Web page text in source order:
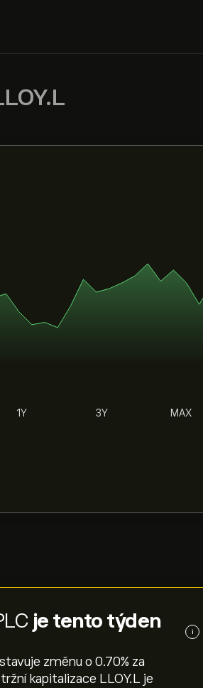
1Y 3Y MAX
je tento týden
i
změnu o ‎0.70‎% za
kapitalizace LLOY.L je